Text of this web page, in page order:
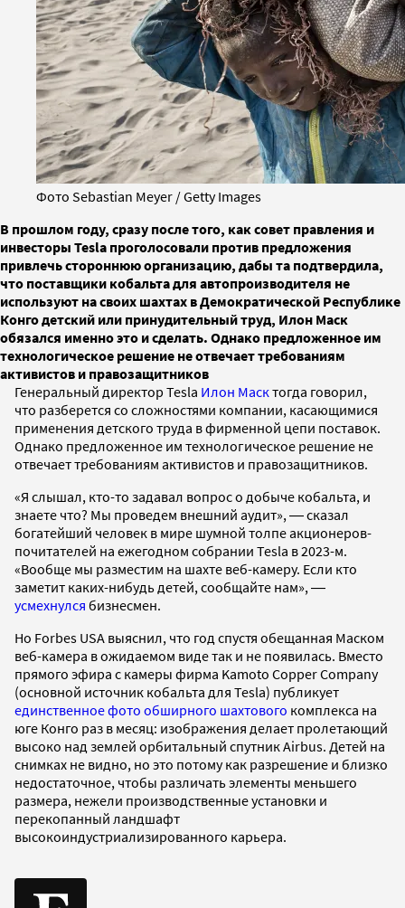
Фото Sebastian Meyer / Getty Images
В прошлом году, сразу после того, как совет правления и
инвесторы Tesla проголосовали против предложения
привлечь стороннюю организацию, дабы та подтвердила,
что поставщики кобальта для автопроизводителя не
используют на своих шахтах в Демократической Республике
Конго детский или принудительный труд, Илон Маск
обязался именно это и сделать. Однако предложенное им
технологическое решение не отвечает требованиям
активистов и правозащитников
Генеральный директор Tesla Илон Масктогда говорил,
что разберется со сложностями компании, касающимися
применения детского труда в фирменной цепи поставок.
Однако предложенное им технологическое решение не
отвечает требованиям активистов и правозащитников.
«Я слышал, кто-то задавал вопрос о добыче кобальта, и
знаете что? Мы проведем внешний аудит», ― сказал
богатейший человек в мире шумной толпе акционеров-
почитателей на ежегодном собрании Tesla в 2023-м.
«Вообще мы разместим на шахте веб-камеру. Если кто
заметит каких-нибудь детей, сообщайте нам», ―
усмехнулся бизнесмен.
Но Forbes USA выяснил, что год спустя обещанная Маском
веб-камера в ожидаемом виде так и не появилась. Вместо
прямого эфира с камеры фирма Kamoto Copper Company
(основной источник кобальта для Tesla) публикует
единственное фото обширного шахтового комплекса на
юге Конго раз в месяц: изображения делает пролетающий
высоко над землей орбитальный спутник Airbus. Детей на
снимках не видно, но это потому как разрешение и близко
недостаточное, чтобы различать элементы меньшего
размера, нежели производственные установки и
перекопанный ландшафт
высокоиндустриализированного карьера.